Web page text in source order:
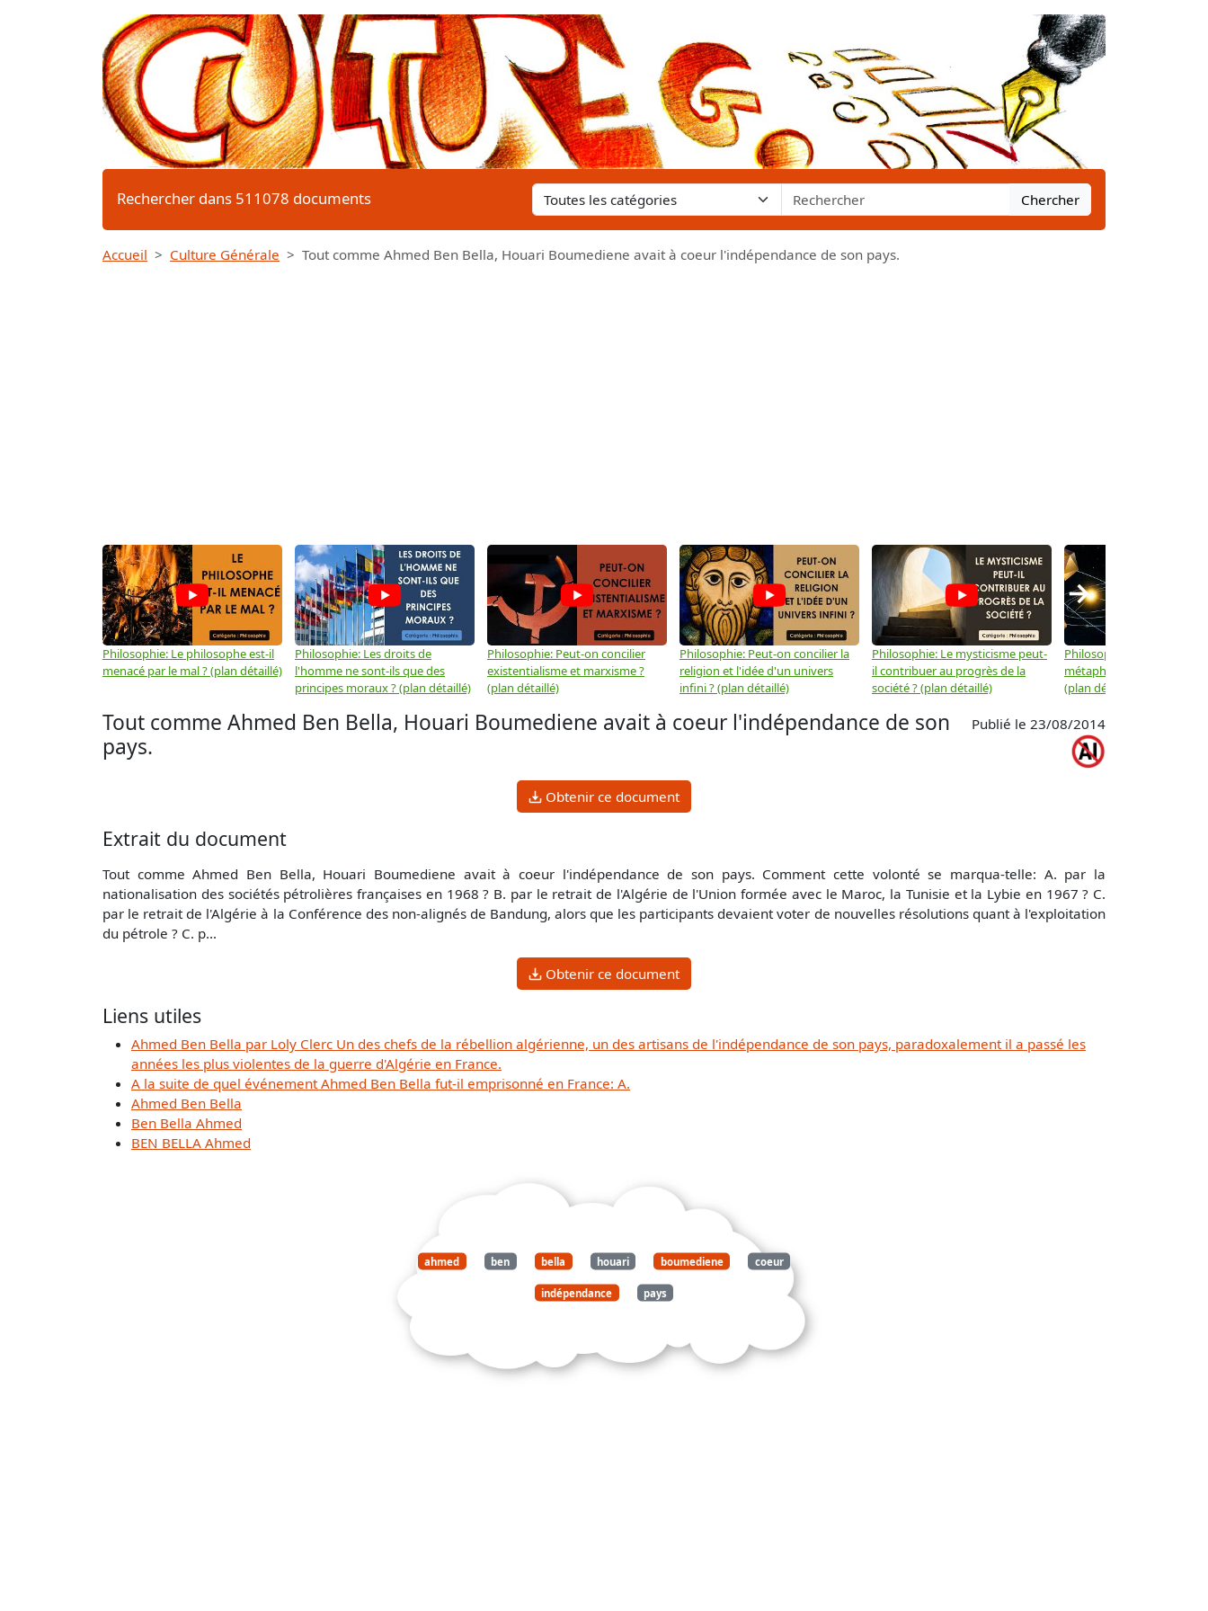
Rechercher dans 511078 documents Chercher
Accueil Culture Générale Tout comme Ahmed Ben Bella, Houari Boumediene avait à coeur l'indépendance de son pays.
Philosophie: Le philosophe est-il
menacé par le mal ? (plan détaillé)
Philosophie: Les droits de
l'homme ne sont-ils que des
principes moraux ? (plan détaillé)
Philosophie: Peut-on concilier
existentialisme et marxisme ?
(plan détaillé)
Philosophie: Peut-on concilier la
religion et l'idée d'un univers
infini ? (plan détaillé)
Philosophie: Le mysticisme peut-
il contribuer au progrès de la
société ? (plan détaillé)
Philosophie: Peut-on lier la
métaphysique à la
(plan détaillé)
→
Tout comme Ahmed Ben Bella, Houari Boumediene avait à coeur l'indépendance de son
pays.
Publié le 23/08/2014
Obtenir ce document
Extrait du document
Tout comme Ahmed Ben Bella, Houari Boumediene avait à coeur l'indépendance de son pays. Comment cette volonté se marqua-telle: A. par la
nationalisation des sociétés pétrolières françaises en 1968 ? B. par le retrait de l'Algérie de l'Union formée avec le Maroc, la Tunisie et la Lybie en 1967 ? C.
par le retrait de l'Algérie à la Conférence des non-alignés de Bandung, alors que les participants devaient voter de nouvelles résolutions quant à l'exploitation
du pétrole ? C. p...
Obtenir ce document
Liens utiles
Ahmed Ben Bella par Loly Clerc Un des chefs de la rébellion algérienne, un des artisans de l'indépendance de son pays, paradoxalement il a passé les
années les plus violentes de la guerre d'Algérie en France.
A la suite de quel événement Ahmed Ben Bella fut-il emprisonné en France: A.
Ahmed Ben Bella
Ben Bella Ahmed
BEN BELLA Ahmed
ahmed ben bella houari boumediene coeur
indépendance pays